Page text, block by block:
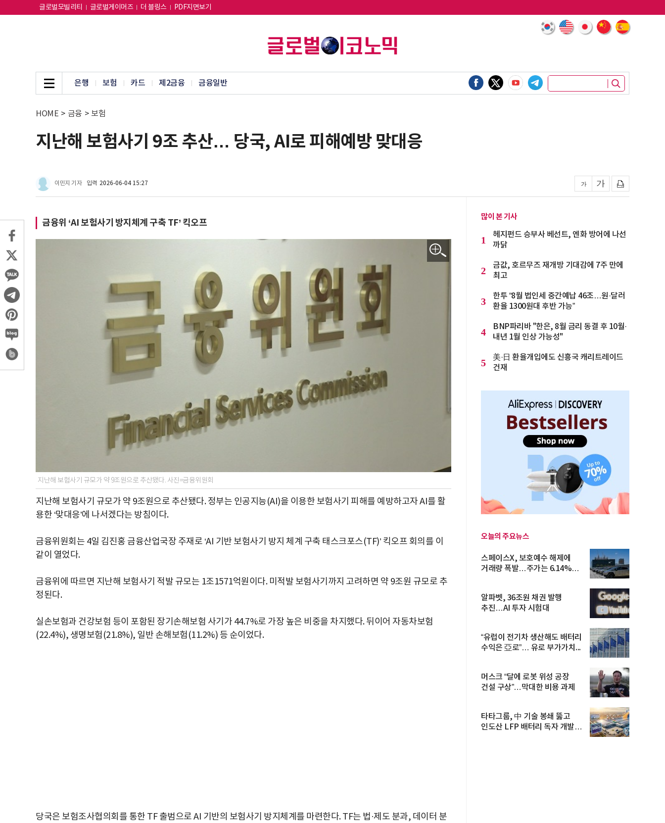
글로벌모빌리티 글로벌게이머즈 더 블링스 PDF지면보기
은행 보험 카드 제2금융 금융일반
HOME > 금융 > 보험
지난해 보험사기 9조 추산… 당국, AI로 피해예방 맞대응
이민지 기자 입력 2026-06-04 15:27
금융위 ‘AI 보험사기 방지체계 구축 TF’ 킥오프
지난해 보험사기 규모가 약 9조원으로 추산됐다. 사진=금융위원회
지난해 보험사기 규모가 약 9조원으로 추산됐다. 정부는 인공지능(AI)을 이용한 보험사기 피해를 예방하고자 AI를 활
용한 ‘맞대응’에 나서겠다는 방침이다.
금융위원회는 4일 김진홍 금융산업국장 주재로 ‘AI 기반 보험사기 방지 체계 구축 태스크포스(TF)’ 킥오프 회의를 이
같이 열었다.
금융위에 따르면 지난해 보험사기 적발 규모는 1조1571억원이다. 미적발 보험사기까지 고려하면 약 9조원 규모로 추
정된다.
실손보험과 건강보험 등이 포함된 장기손해보험 사기가 44.7%로 가장 높은 비중을 차지했다. 뒤이어 자동차보험
(22.4%), 생명보험(21.8%), 일반 손해보험(11.2%) 등 순이었다.
당국은 보험조사협의회를 통한 TF 출범으로 AI 기반의 보험사기 방지체계를 마련한다. TF는 법·제도 분과, 데이터 분
많이 본 기사
1
헤지펀드 승부사 베선트, 엔화 방어에 나선
까닭
2
금값, 호르무즈 재개방 기대감에 7주 만에
최고
3
한투 “8월 법인세 중간예납 46조…원·달러
환율 1300원대 후반 가능”
4
BNP파리바 "한은, 8월 금리 동결 후 10월·
내년 1월 인상 가능성"
5
美·日 환율개입에도 신흥국 캐리트레이드
건재
오늘의 주요뉴스
스페이스X, 보호예수 해제에
거래량 폭발…주가는 6.14%
알파벳, 36조원 채권 발행
추진…AI 투자 시험대
“유럽이 전기차 생산해도 배터리
수익은 亞로”… 유로 부가가치...
머스크 “달에 로봇 위성 공장
건설 구상”…막대한 비용 과제
타타그룹, 中 기술 봉쇄 뚫고
인도산 LFP 배터리 독자 개발…